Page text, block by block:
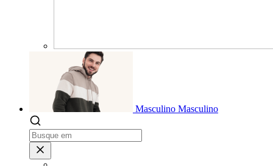
Masculino Masculino